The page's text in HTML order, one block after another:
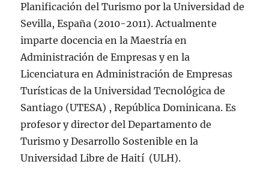
Planificación del Turismo por la Universidad de
Sevilla, España (2010-2011). Actualmente
imparte docencia en la Maestría en
Administración de Empresas y en la
Licenciatura en Administración de Empresas
Turísticas de la Universidad Tecnológica de
Santiago (UTESA) , República Dominicana. Es
profesor y director del Departamento de
Turismo y Desarrollo Sostenible en la
Universidad Libre de Haití (ULH).